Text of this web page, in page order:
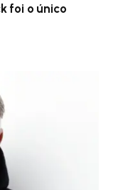
foi o único